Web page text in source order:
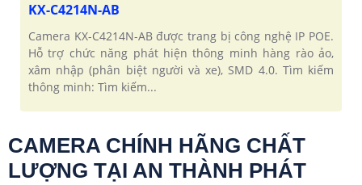
KX-C4214N-AB
Camera KX-C4214N-AB được trang bị công nghệ IP POE.
Hỗ trợ chức năng phát hiện thông minh hàng rào ảo,
xâm nhập (phân biệt người và xe), SMD 4.0. Tìm kiếm
thông minh: Tìm kiếm...
CAMERA CHÍNH HÃNG CHẤT
LƯỢNG TẠI AN THÀNH PHÁT